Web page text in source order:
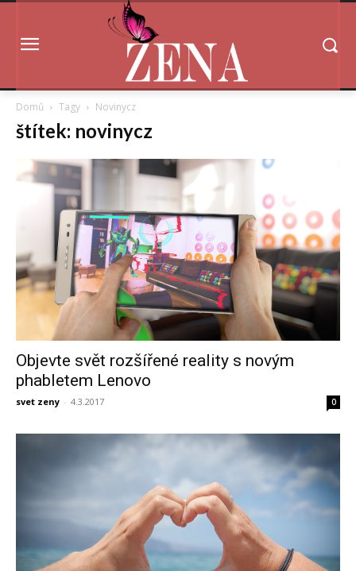
Domů Tagy Novinycz
štítek: novinycz
Objevte svět rozšířené reality s novým
phabletem Lenovo
svet zeny - 4.3.2017 0